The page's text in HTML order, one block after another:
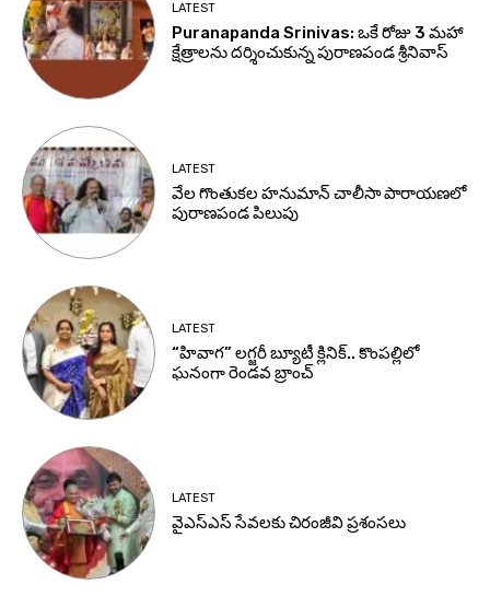
LATEST
Puranapanda Srinivas: ఒకే రోజు 3 మహా
క్షేత్రాలను దర్శించుకున్న పురాణపండ శ్రీనివాస్
LATEST
వేల గొంతుకల హనుమాన్ చాలీసా పారాయణలో
పురాణపండ పిలుపు
LATEST
“హివాగ” లగ్జరీ బ్యూటీ క్లినిక్.. కొంపల్లిలో
ఘనంగా రెండవ బ్రాంచ్
LATEST
వైఎస్ఎస్ సేవలకు చిరంజీవి ప్రశంసలు